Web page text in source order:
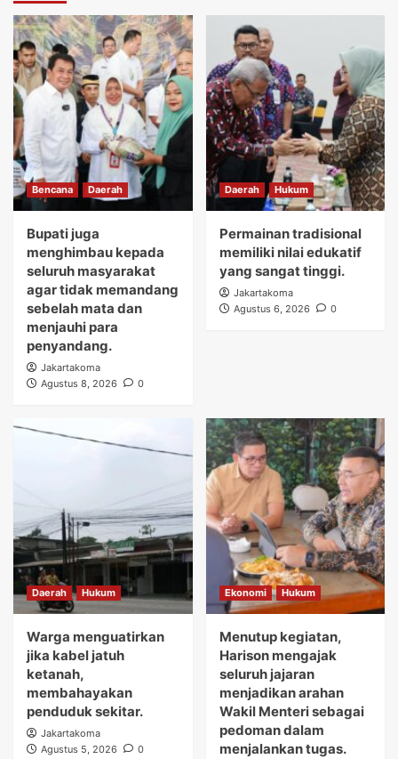
Bencana Daerah
Bupati juga
menghimbau kepada
seluruh masyarakat
agar tidak memandang
sebelah mata dan
menjauhi para
penyandang.
Jakartakoma
Agustus 8, 2026
0
Daerah Hukum
Permainan tradisional
memiliki nilai edukatif
yang sangat tinggi.
Jakartakoma
Agustus 6, 2026
0
Daerah Hukum
Warga menguatirkan
jika kabel jatuh
ketanah,
membahayakan
penduduk sekitar.
Jakartakoma
Agustus 5, 2026
0
Ekonomi Hukum
Menutup kegiatan,
Harison mengajak
seluruh jajaran
menjadikan arahan
Wakil Menteri sebagai
pedoman dalam
menjalankan tugas.